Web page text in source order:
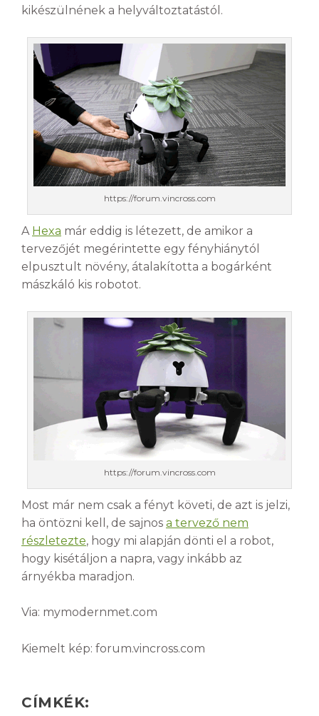
kikészülnének a helyváltoztatástól.
https://forum.vincross.com
A Hexa már eddig is létezett, de amikor a
tervezőjét megérintette egy fényhiánytól
elpusztult növény, átalakította a bogárként
mászkáló kis robotot.
https://forum.vincross.com
Most már nem csak a fényt követi, de azt is jelzi,
ha öntözni kell, de sajnos a tervező nem
részletezte, hogy mi alapján dönti el a robot,
hogy kisétáljon a napra, vagy inkább az
árnyékba maradjon.
Via: mymodernmet.com
Kiemelt kép: forum.vincross.com
CÍMKÉK: